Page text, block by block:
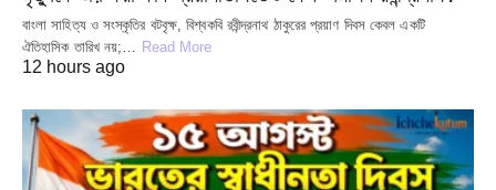
বাংলা সাহিত্য ও সংস্কৃতির বটবৃক্ষ, বিশ্বকবি রবীন্দ্রনাথ ঠাকুরের প্রয়াণ দিবস কেবল একটি
ঐতিহাসিক তারিখ নয়;… Read More
12 hours ago